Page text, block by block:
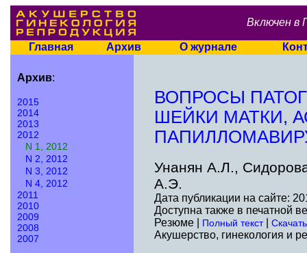
Включен в
Главная Архив О журнале
Архив:
2015
2014
2013
2012
N 1, 2012
N 2, 2012
N 3, 2012
N 4, 2012
2011
2010
2009
2008
2007
ВОПРОСЫ
ШЕЙКИ МАТКИ,
Унанян А.Л.,
А.Э.
Дата публикации на сайте:
Доступна также в печатной
Резюме | Полный текст|
Акушерство, гинекология и